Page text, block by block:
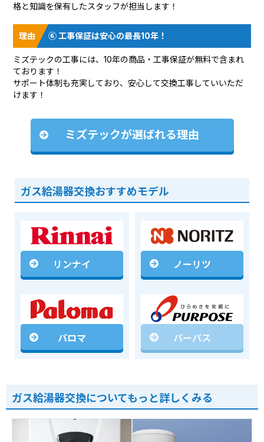
格と知識を保有したスタッフが担当します！
⑥ 工事保証は安心の最長10年！
ミズテックの工事には、10年の商品・工事保証が無料で含まれ
ております！
サポート体制も充実しており、安心して交換工事していいただ
けます！
ミズテックが選ばれる理由
ガス給湯器交換おすすめモデル
リンナイ ノーリツ
パロマ パーパス
ガス給湯器交換についてもっと詳しくみる